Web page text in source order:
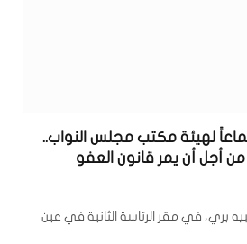
لهيئة مكتب مجلس النواب..
أجل أن يمر قانون العفو
بري، في مقر الرئاسة الثانية في عين